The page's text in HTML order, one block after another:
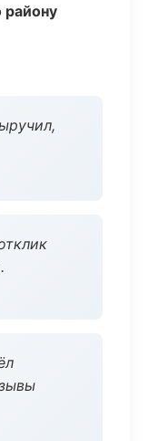
району